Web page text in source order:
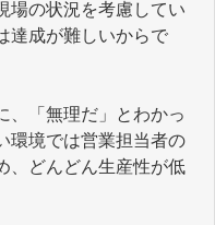
場の状況を考慮してい
達成が難しいからで
、「無理だ」とわかっ
環境では営業担当者の
、どんどん生産性が低